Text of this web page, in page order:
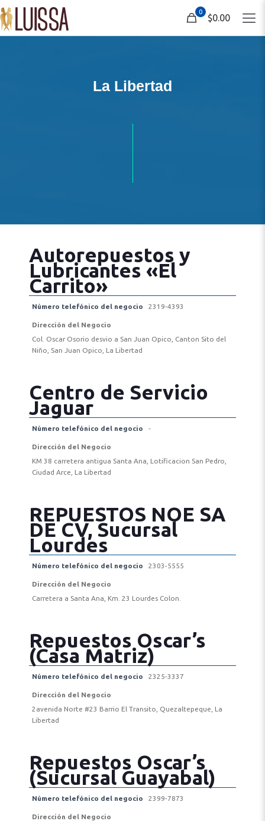
0
$0.00
La Libertad
Autorepuestos y
Lubricantes «El
Carrito»
Número telefónico del negocio 2319-4393
Dirección del Negocio
Col. Oscar Osorio desvio a San Juan Opico, Canton Sito del
Niño, San Juan Opico, La Libertad
Centro de Servicio
Jaguar
Número telefónico del negocio -
Dirección del Negocio
KM 38 carretera antigua Santa Ana, Lotificacion San Pedro,
Ciudad Arce, La Libertad
REPUESTOS NOE SA
DE CV, Sucursal
Lourdes
Número telefónico del negocio 2303-5555
Dirección del Negocio
Carretera a Santa Ana, Km. 23 Lourdes Colon.
Repuestos Oscar’s
(Casa Matriz)
Número telefónico del negocio 2325-3337
Dirección del Negocio
2avenida Norte #23 Barrio El Transito, Quezaltepeque, La
Libertad
Repuestos Oscar’s
(Sucursal Guayabal)
Número telefónico del negocio 2399-7873
Dirección del Negocio